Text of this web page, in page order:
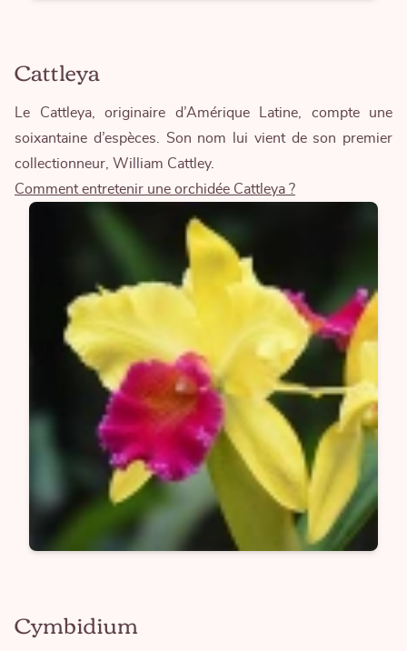
Cattleya
Le Cattleya, originaire d’Amérique Latine, compte une
soixantaine d’espèces. Son nom lui vient de son premier
collectionneur, William Cattley.
Comment entretenir une orchidée Cattleya ?
Cymbidium